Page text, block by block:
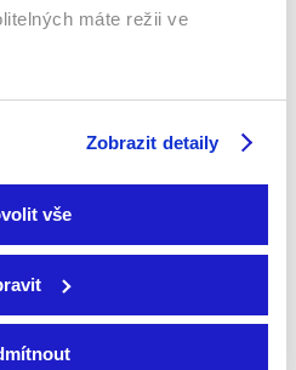
máte režii ve
Zobrazit detaily
vše
až na 6 zařízeních
až na 6 zařízeních.